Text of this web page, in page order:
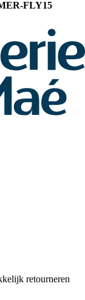
FLY15
retourneren